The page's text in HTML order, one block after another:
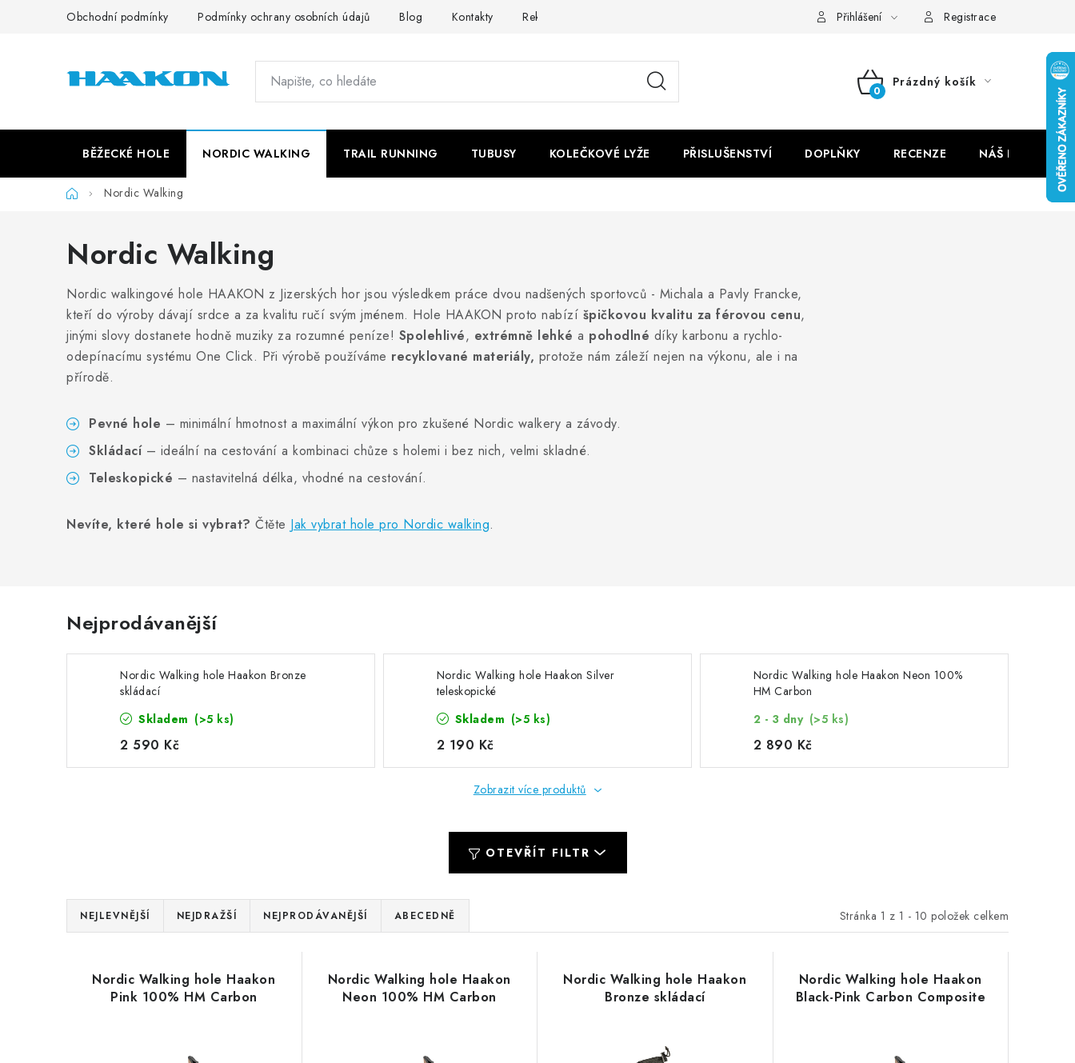
Obchodní podmínky Podmínky ochrany osobních údajů Blog Kontakty Reklamace nebo vrácení Přihlášení Registrace
NÁKUPNÍ
Prázdný košík
BĚŽECKÉ HOLE NORDIC WALKING TRAIL RUNNING TUBUSY KOLEČKOVÉ LYŽE PŘISLUŠENSTVÍ DOPLŇKY RECENZE NÁŠ PŘÍBĚH
DomůNordic Walking
Nordic Walking
Nordic walkingové hole HAAKON z Jizerských hor jsou výsledkem práce dvou nadšených sportovců - Michala a Pavly Francke,
kteří do výroby dávají srdce a za kvalitu ručí svým jménem. Hole HAAKON proto nabízí špičkovou kvalitu za férovou cenu,
jinými slovy dostanete hodně muziky za rozumné peníze! Spolehlivé, extrémně lehké a pohodlné díky karbonu a rychlo-
odepínacímu systému One Click. Při výrobě používáme recyklované materiály, protože nám záleží nejen na výkonu, ale i na
přírodě.
Pevné hole – minimální hmotnost a maximální výkon pro zkušené Nordic walkery a závody.
Skládací– ideální na cestování a kombinaci chůze s holemi i bez nich, velmi skladné.
Teleskopické – nastavitelná délka, vhodné na cestování.
Nevíte, které hole si vybrat? Čtěte Jak vybrat hole pro Nordic walking.
Nejprodávanější
Nordic Walking hole Haakon Bronze
skládací
Skladem (>5 ks)
2 590 Kč
Nordic Walking hole Haakon Silver
teleskopické
Skladem (>5 ks)
2 190 Kč
Nordic Walking hole Haakon Neon 100%
HM Carbon
2 - 3 dny (>5 ks)
2 890 Kč
Zobrazit více produktů
OTEVŘÍT FILTR
Stránka 1 z 1 - 10 položek celkem
Ř
a
NEJLEVNĚJŠÍ NEJDRAŽŠÍ NEJPRODÁVANĚJŠÍ ABECEDNĚ
Nordic Walking hole Haakon
Pink 100% HM Carbon
Nordic Walking hole Haakon
Neon 100% HM Carbon
Nordic Walking hole Haakon
Bronze skládací
Nordic Walking hole Haakon
Black-Pink Carbon Composite